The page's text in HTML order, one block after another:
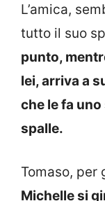
L’amica,
tutto il suo
punto,
lei, arriva a
che le fa
spalle.
Tomaso, per
Michelle si